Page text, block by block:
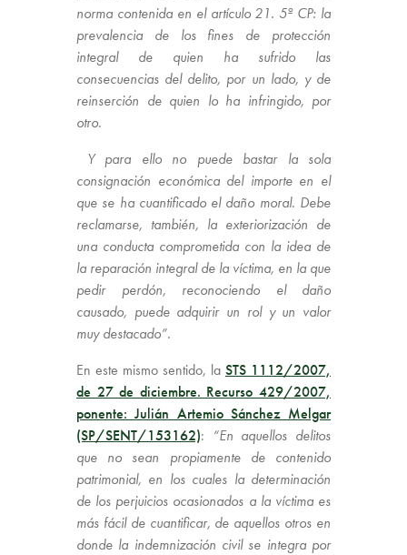
norma contenida en el artículo 21. 5º CP: la
prevalencia de los fines de protección
integral de quien ha sufrido las
consecuencias del delito, por un lado, y de
reinserción de quien lo ha infringido, por
otro.
Y para ello no puede bastar la sola
consignación económica del importe en el
que se ha cuantificado el daño moral. Debe
reclamarse, también, la exteriorización de
una conducta comprometida con la idea de
la reparación integral de la víctima, en la que
pedir perdón, reconociendo el daño
causado, puede adquirir un rol y un valor
muy destacado”.
En este mismo sentido, la STS 1112/2007,
de 27 de diciembre. Recurso 429/2007,
ponente: Julián Artemio Sánchez Melgar
(SP/SENT/153162): “En aquellos delitos
que no sean propiamente de contenido
patrimonial, en los cuales la determinación
de los perjuicios ocasionados a la víctima es
más fácil de cuantificar, de aquellos otros en
donde la indemnización civil se integra por